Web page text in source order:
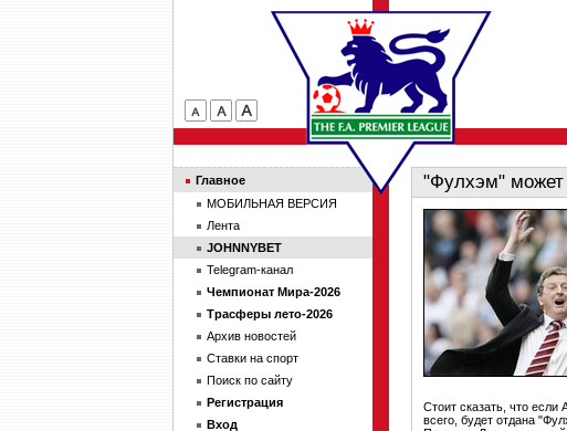
"Фулхэм" может
Стоит сказать, что если
всего, будет отдана
Главное
МОБИЛЬНАЯ ВЕРСИЯ
Лента
JOHNNYBET
Telegram-канал
Чемпионат Мира-2026
Трасферы лето-2026
Архив новостей
Ставки на спорт
Поиск по сайту
Регистрация
Вход